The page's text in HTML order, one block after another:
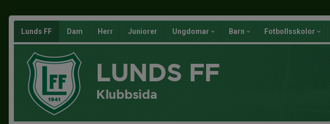
Lunds FF Dam Herr Juniorer Ungdomar Barn Fotbollsskolor
LUNDS FF
Klubbsida